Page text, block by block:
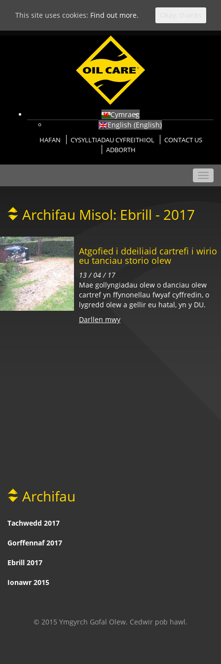
Cymraeg
English (English)
HAFAN CYSYLLTIADAU CYFREITHIOL
CONTACT US
ADBORTH
Archifau Misol: Ebrill - 2017
Atgofied i ddeiliaid cartrefi i wirio
eu tanciau storio olew
13 / 04 / 17
Mae gollyngiadau olew o danciau olew
cartref yn ffynonellau fwyaf cyffredin, o
lygredd olew a gellir eu hatal, yn y DU.
Darllen mwy
Archifau
Tachwedd 2017
Gorffennaf 2017
Ebrill 2017
Ionawr 2015
© 2015 Ymgyrch Gofal Olew. Cedwir pob hawl.
This site uses cookies: Find out more.